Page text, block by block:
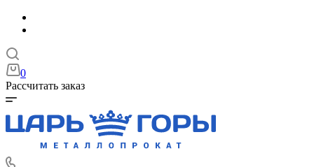
0
Рассчитать заказ